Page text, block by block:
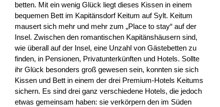
betten. Mit ein wenig Glück liegt dieses Kissen in einem
bequemen Bett im Kapitänsdorf Keitum auf Sylt. Keitum
mausert sich mehr und mehr zum „Place to stay“ auf der
Insel. Zwischen den romantischen Kapitänshäusern sind,
wie überall auf der Insel, eine Unzahl von Gästebetten zu
finden, in Pensionen, Privatunterkünften und Hotels. Sollte
ihr Glück besonders groß gewesen sein, konnten sie sich
Kissen und Bett in einem der drei Premium-Hotels Keitums
sichern. Es sind drei ganz verschiedene Hotels, die jedoch
etwas gemeinsam haben: sie verkörpern den im Süden